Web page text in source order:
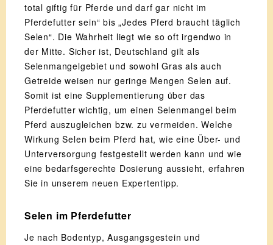
total giftig für Pferde und darf gar nicht im
Pferdefutter sein“ bis „Jedes Pferd braucht täglich
Selen“. Die Wahrheit liegt wie so oft irgendwo in
der Mitte. Sicher ist, Deutschland gilt als
Selenmangelgebiet und sowohl Gras als auch
Getreide weisen nur geringe Mengen Selen auf.
Somit ist eine Supplementierung über das
Pferdefutter wichtig, um einen Selenmangel beim
Pferd auszugleichen bzw. zu vermeiden. Welche
Wirkung Selen beim Pferd hat, wie eine Über- und
Unterversorgung festgestellt werden kann und wie
eine bedarfsgerechte Dosierung aussieht, erfahren
Sie in unserem neuen Expertentipp.
Selen im Pferdefutter
Je nach Bodentyp, Ausgangsgestein und